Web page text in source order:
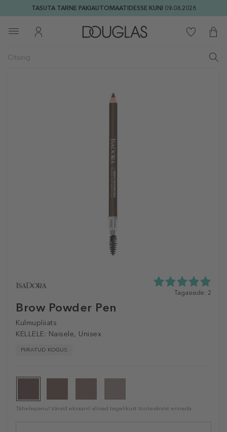
TASUTA TARNE PAKIAUTOMAATIDESSE KUNI 09.08.2026
Brow Powder Pen
Kulmupliiats
KELLELE: Naisele, Unisex
PIIRATUD KOGUS
5.0
Tagasiside: 2
Tähelepanu! Värvid ekraanil võivad tegelikust tootevärvist erineda.